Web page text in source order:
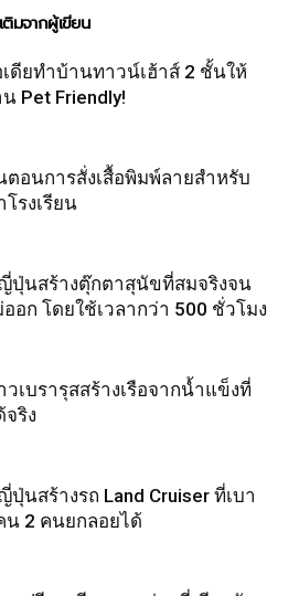
ติมจากผู้เขียน
ดียทำบ้านทาวน์เฮ้าส์ 2 ชั้นให้
Pet Friendly!
ตอนการสั่งเสื้อพิมพ์ลายสำหรับ
รงเรียน
ปุ่นสร้างตุ๊กตาสุนัขที่สมจริงจน
อก โดยใช้เวลากว่า 500 ชั่วโมง
เบรารุสสร้างเรือจากน้ำแข็งที่
ริง
นสร้างรถ Land Cruiser ที่เบา
น 2 คนยกลอยได้